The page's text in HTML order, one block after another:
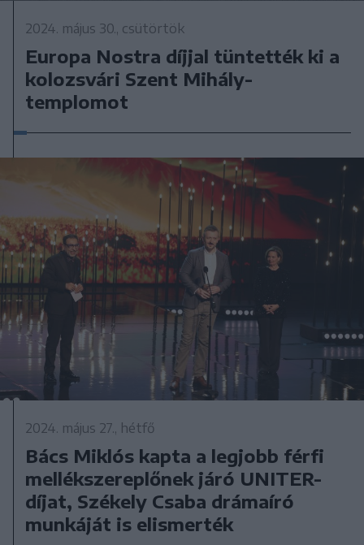
2024. május 30., csütörtök
Europa Nostra díjjal tüntették ki a
kolozsvári Szent Mihály-
templomot
2024. május 27., hétfő
Bács Miklós kapta a legjobb férfi
mellékszereplőnek járó UNITER-
díjat, Székely Csaba drámaíró
munkáját is elismerték